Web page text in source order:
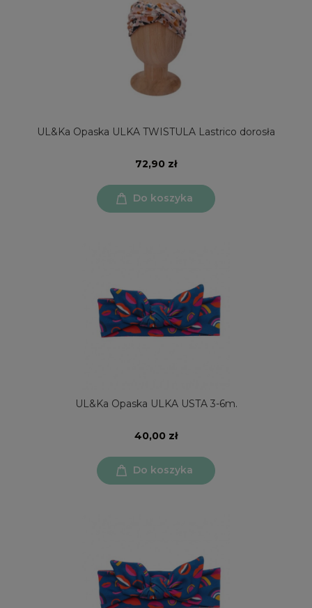
UL&Ka Opaska ULKA TWISTULA Lastrico dorosła
72,90 zł
Do koszyka
UL&Ka Opaska ULKA USTA 3-6m.
40,00 zł
Do koszyka